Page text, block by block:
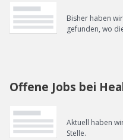
Bisher haben
gefunden, wo
Offene Jobs bei
Aktuell haben
Stelle.